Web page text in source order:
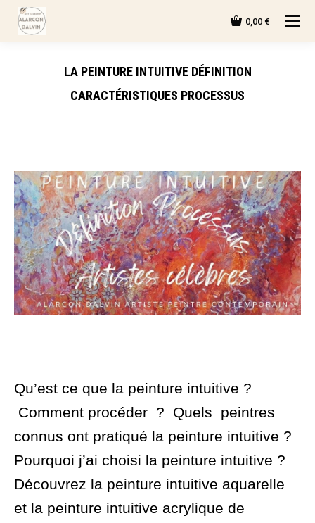
0,00 €
LA PEINTURE INTUITIVE DÉFINITION
CARACTÉRISTIQUES PROCESSUS
Qu’est ce que la peinture intuitive ?
Comment procéder ? Quels peintres
connus ont pratiqué la peinture intuitive ?
Pourquoi j’ai choisi la peinture intuitive ?
Découvrez la peinture intuitive aquarelle
et la peinture intuitive acrylique de